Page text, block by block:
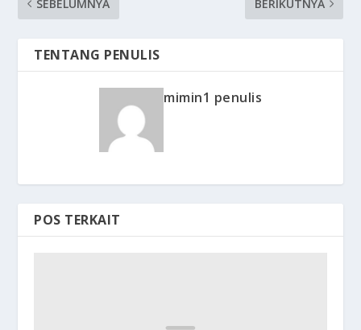
SEBELUMNYA
BERIKUTNYA
TENTANG PENULIS
mimin1 penulis
POS TERKAIT